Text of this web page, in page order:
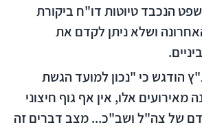
הנכבד טיוטות דו"ח ביקורת
ושלא ניתן לקדם את
הודגש כי "נכון למועד הגשת
אלו, אין אף גוף חיצוני
של צה"ל ושב"כ... מצב דברים זה